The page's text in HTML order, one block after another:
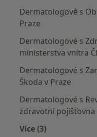
Dermatologové s
Praze
Dermatologové s
ministerstva vnitra
Dermatologové s
Škoda v Praze
Dermatologové s
zdravotní pojišťovna
Více (3)